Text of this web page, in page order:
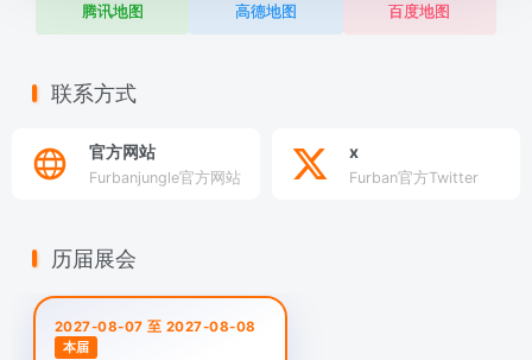
腾讯地图 高德地图 百度地图
联系方式
官方网站
Furbanjungle官方网站
x
Furban官方Twitter
历届展会
2027-08-07 至 2027-08-08
本届